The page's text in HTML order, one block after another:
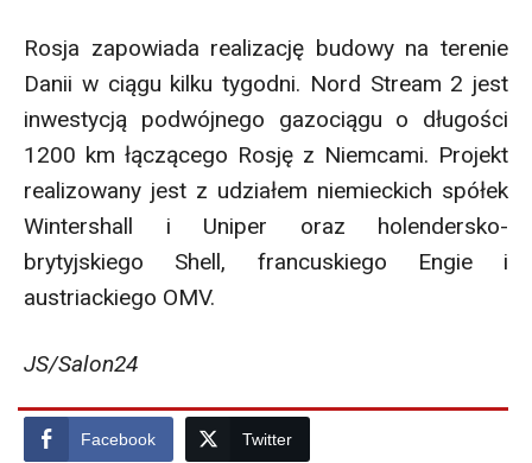
Rosja zapowiada realizację budowy na terenie
Danii w ciągu kilku tygodni. Nord Stream 2 jest
inwestycją podwójnego gazociągu o długości
1200 km łączącego Rosję z Niemcami. Projekt
realizowany jest z udziałem niemieckich spółek
Wintershall i Uniper oraz holendersko-
brytyjskiego Shell, francuskiego Engie i
austriackiego OMV.
JS/Salon24
Facebook Twitter